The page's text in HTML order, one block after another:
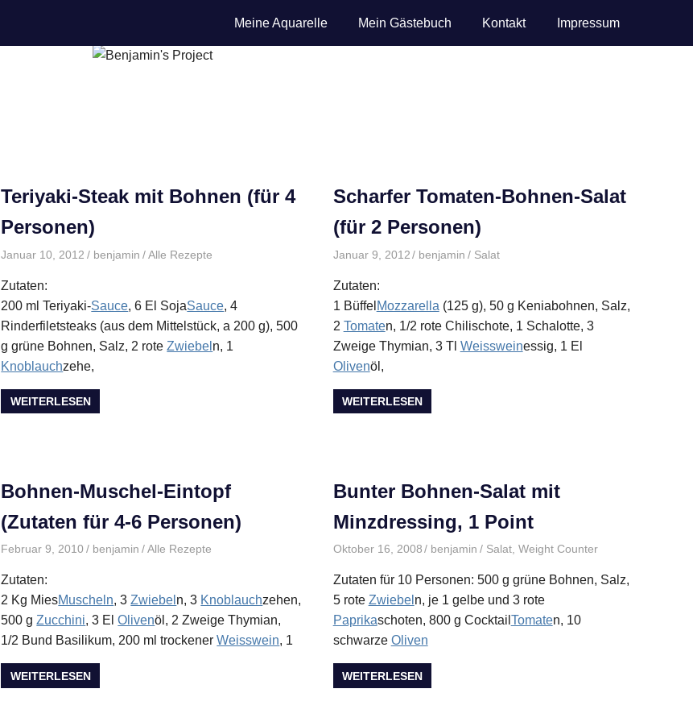
Meine Aquarelle Mein Gästebuch Kontakt Impressum
Teriyaki-Steak mit Bohnen (für 4
Personen)
Januar 10, 2012 benjamin Alle Rezepte
Zutaten:
200 ml Teriyaki-Sauce, 6 El SojaSauce, 4
Rinderfiletsteaks (aus dem Mittelstück, a 200 g), 500
g grüne Bohnen, Salz, 2 roteZwiebel n, 1
Knoblauchzehe,
WEITERLESEN
Scharfer Tomaten-Bohnen-Salat
(für 2 Personen)
Januar 9, 2012 benjamin Salat
Zutaten:
1 Büffel Mozzarella (125 g), 50 g Keniabohnen, Salz,
2 Tomaten, 1/2 rote Chilischote, 1 Schalotte, 3
Zweige Thymian, 3 Tl Weissweinessig, 1 El
Olivenöl,
WEITERLESEN
Bohnen-Muschel-Eintopf
(Zutaten für 4-6 Personen)
Februar 9, 2010 benjamin Alle Rezepte
Zutaten:
2 Kg MiesMuscheln, 3Zwiebel n, 3 Knoblauchzehen,
500 gZucchini, 3 ElOlivenöl, 2 Zweige Thymian,
1/2 Bund Basilikum, 200 ml trockenerWeisswein, 1
WEITERLESEN
Bunter Bohnen-Salat mit
Minzdressing, 1 Point
Oktober 16, 2008 benjamin Salat,Weight Counter
Zutaten für 10 Personen: 500 g grüne Bohnen, Salz,
5 rote Zwiebel n, je 1 gelbe und 3 rote
Paprikaschoten, 800 g Cocktail Tomaten, 10
schwarze Oliven
WEITERLESEN